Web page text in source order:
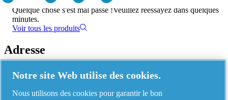
Quelque chose s'est mal passé !Veuillez réessayez dans quelques
minutes.
Voir tous les produits
Adresse
AIRnet - C.Aria.C
Via Selva Maiolo, 5/7 - 36075, Montecchio Maggiore, Vicenza Italy
Notre site Web utilise des cookies.
Nous utilisons des cookies pour garantir le bon